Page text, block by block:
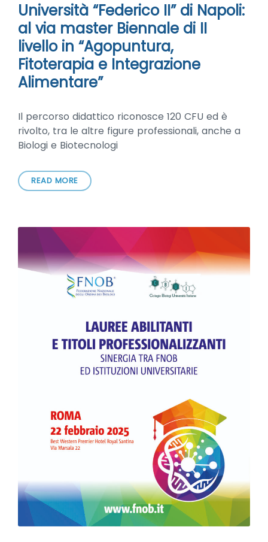
Università “Federico II” di Napoli:
al via master Biennale di II
livello in “Agopuntura,
Fitoterapia e Integrazione
Alimentare”
Il percorso didattico riconosce 120 CFU ed è
rivolto, tra le altre figure professionali, anche a
Biologi e Biotecnologi
READ MORE